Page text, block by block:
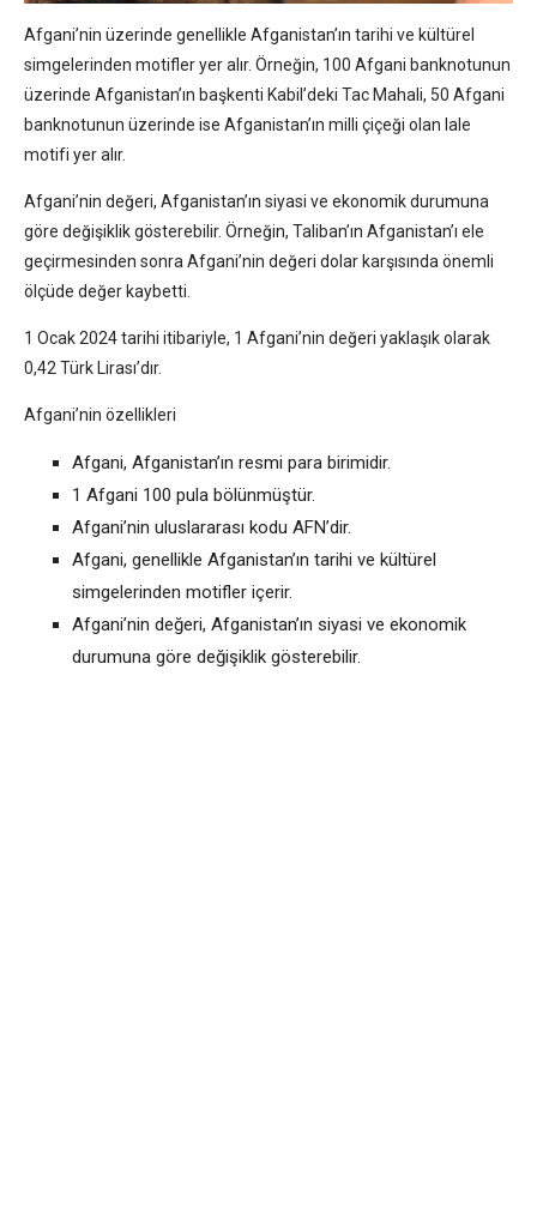
Afgani’nin üzerinde genellikle Afganistan’ın tarihi ve kültürel
simgelerinden motifler yer alır. Örneğin, 100 Afgani banknotunun
üzerinde Afganistan’ın başkenti Kabil’deki Tac Mahali, 50 Afgani
banknotunun üzerinde ise Afganistan’ın milli çiçeği olan lale
motifi yer alır.
Afgani’nin değeri, Afganistan’ın siyasi ve ekonomik durumuna
göre değişiklik gösterebilir. Örneğin, Taliban’ın Afganistan’ı ele
geçirmesinden sonra Afgani’nin değeri dolar karşısında önemli
ölçüde değer kaybetti.
1 Ocak 2024 tarihi itibariyle, 1 Afgani’nin değeri yaklaşık olarak
0,42 Türk Lirası’dır.
Afgani’nin özellikleri
Afgani, Afganistan’ın resmi para birimidir.
1 Afgani 100 pula bölünmüştür.
Afgani’nin uluslararası kodu AFN’dir.
Afgani, genellikle Afganistan’ın tarihi ve kültürel
simgelerinden motifler içerir.
Afgani’nin değeri, Afganistan’ın siyasi ve ekonomik
durumuna göre değişiklik gösterebilir.